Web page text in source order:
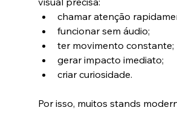
chamar atenção
funcionar sem áudio;
ter movimento constante;
gerar impacto imediato;
criar curiosidade.
Por isso, muitos stands